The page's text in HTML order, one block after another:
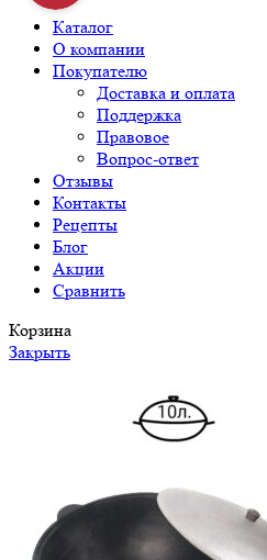
Каталог
О компании
Покупателю
Доставка и оплата
Поддержка
Правовое
Вопрос-ответ
Отзывы
Контакты
Рецепты
Блог
Акции
Сравнить
Корзина
Закрыть